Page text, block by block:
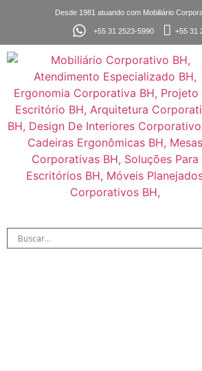
Desde 1981 atuando com Mobiliário
+55 31 2523-5990 +55 31